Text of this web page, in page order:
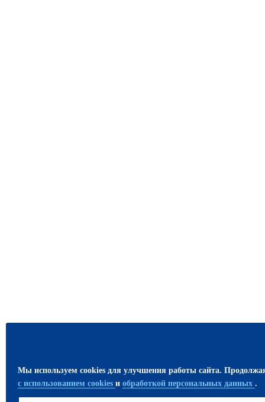
Мы используем cookies для улучшения работы сайта.
с использованием cookies и обработкой персональных данных .